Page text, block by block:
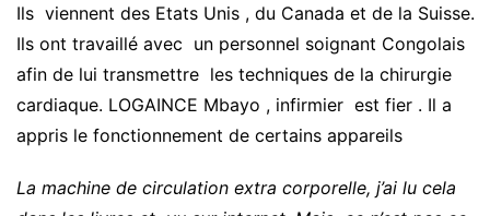
Ils viennent des Etats Unis , du Canada et de la Suisse.
Ils ont travaillé avec un personnel soignant Congolais
afin de lui transmettre les techniques de la chirurgie
cardiaque. LOGAINCE Mbayo , infirmier est fier . Il a
appris le fonctionnement de certains appareils
La machine de circulation extra corporelle, j’ai lu cela